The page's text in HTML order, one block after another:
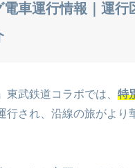
電車運行情報｜運行
東武鉄道コラボでは、 特
行され、沿線の旅がより